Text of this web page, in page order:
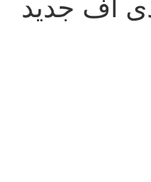
اف جدید